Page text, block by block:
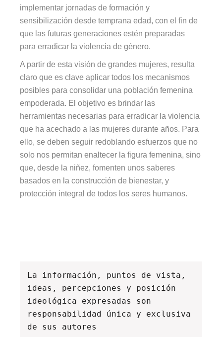
implementar jornadas de formación y
sensibilización desde temprana edad, con el fin de
que las futuras generaciones estén preparadas
para erradicar la violencia de género.
A partir de esta visión de grandes mujeres, resulta
claro que es clave aplicar todos los mecanismos
posibles para consolidar una población femenina
empoderada. El objetivo es brindar las
herramientas necesarias para erradicar la violencia
que ha acechado a las mujeres durante años. Para
ello, se deben seguir redoblando esfuerzos que no
solo nos permitan enaltecer la figura femenina, sino
que, desde la niñez, fomenten unos saberes
basados en la construcción de bienestar, y
protección integral de todos los seres humanos.
La información, puntos de vista,
ideas, percepciones y posición
ideológica expresadas son
responsabilidad única y exclusiva
de sus autores